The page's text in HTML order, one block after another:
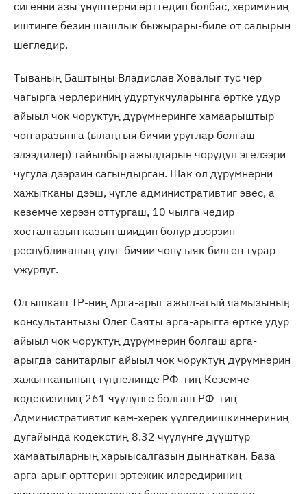
сигенни азы үнүштерни өрттедип болбас, хериминиң
иштинге безин шашлык быжырары-биле от салырын
шегледир.
Тываның Баштыңы Владислав Ховалыг тус чер
чагырга черлериниң удуртукчуларынга өртке удур
айыыл чок чоруктуң дүрүмнеринге хамаарыштыр
чон аразынга (ылаңгыя бичии уруглар болгаш
элээдилер) тайылбыр ажылдарын чорудуп эгелээри
чугула дээрзин сагындырган. Шак ол дүрүмнерни
хажытканы дээш, чүгле административтиг эвес, а
кеземче херээн оттургаш, 10 чылга чедир
хосталгазын казып шиидип болур дээрзин
республиканың улуг-бичии чону ыяк билген турар
ужурлуг.
Ол ышкаш ТР-ниң Арга-арыг ажыл-агый яамызыныӊ
консультантызы Олег Саяты арга-арыгга өртке удур
айыыл чок чоруктуң дүрүмнерин болгаш арга-
арыгда санитарлыг айыыл чок чоруктуң дүрүмнерин
хажытканының түңнелинде РФ-тиң Кеземче
кодекизиниң 261 чүүлүнге болгаш РФ-тиң
Административтиг кем-херек үүлгедиишкиннериниң
дугайында кодекстиң 8.32 чүүлүнге дүүштүр
хамаатыларның харыысалгазын дыңнаткан. База
арга-арыг өрттерин эртежик илередириниң